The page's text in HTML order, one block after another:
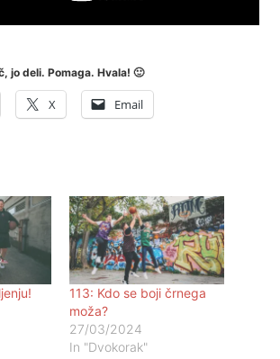
jo deli. Pomaga. Hvala! 🙂
X Email
113: Kdo se boji črnega
moža?
27/03/2024
In "Dvokorak"